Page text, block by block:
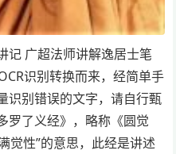
记 广超法师讲解逸居士笔
识别转换而来，经简单手
识别错误的文字，请自行甄
了义经》，略称《圆觉
觉性”的意思，此经是讲述